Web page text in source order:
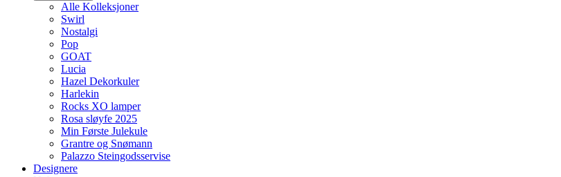
Alle Kolleksjoner
Swirl
Nostalgi
Pop
GOAT
Lucia
Hazel Dekorkuler
Harlekin
Rocks XO lamper
Rosa sløyfe 2025
Min Første Julekule
Grantre og Snømann
Palazzo Steingodsservise
Designere